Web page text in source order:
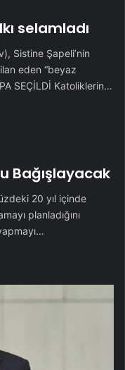
selamladı
Sistine Şapeli’nin
eden “beyaz
SEÇİLDİ Katoliklerin…
Bağışlayacak
20 yıl içinde
planladığını